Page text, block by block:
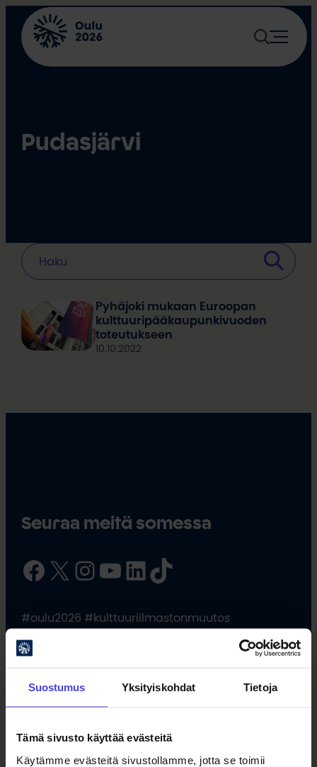
Suostumus Yksityiskohdat Tietoja
Tämä sivusto käyttää evästeitä
Käytämme evästeitä sivustollamme, jotta se toimii
Siirry
sisältöön
Pudasjärvi
Pyhäjoki mukaan Euroopan
kulttuuripääkaupunkivuoden
toteutukseen
10.10.2022
Seuraa meitä somessa
Facebook X InstagramYouTube LinkedIn TikTok
#oulu2026 #kulttuuriilmastonmuutos
Oulun kulttuurisäätiö